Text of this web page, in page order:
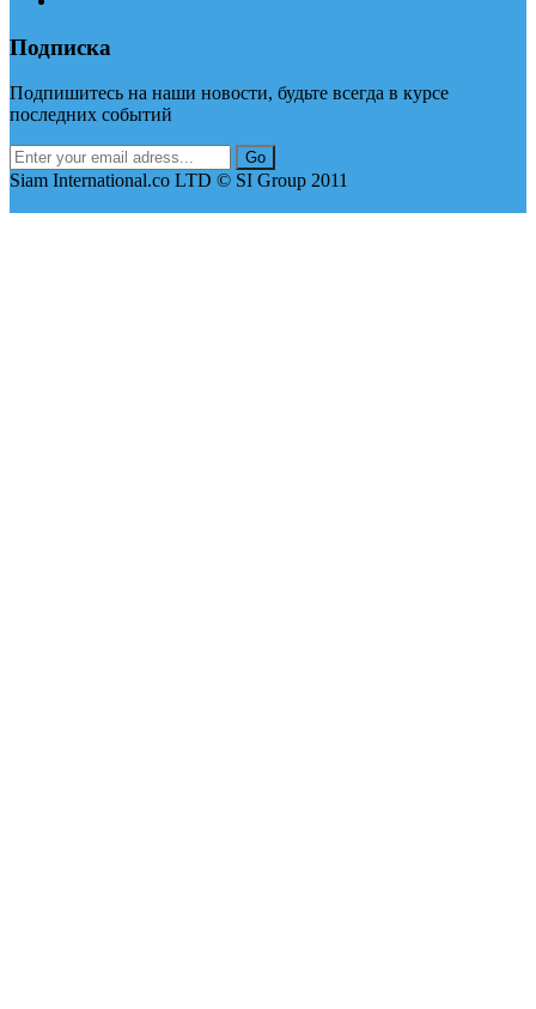
Подписка
Подпишитесь на наши новости, будьте всегда в курсе
последних событий
Siam International.co LTD © SI Group 2011